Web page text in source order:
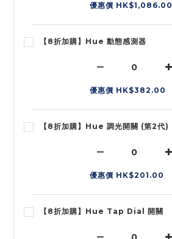
優惠價 HK$1,086.00
【8折加購】Hue 動態感測器
優惠價 HK$382.00
【8折加購】Hue 調光開關 (第2代)
優惠價 HK$201.00
【8折加購】Hue Tap Dial 開關